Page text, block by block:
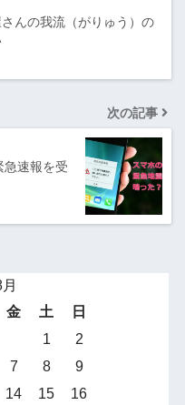
んの我流（がりゅう）の
次の記事
急速報を受
金 土
日
1
2
7 8
9
14 15
16